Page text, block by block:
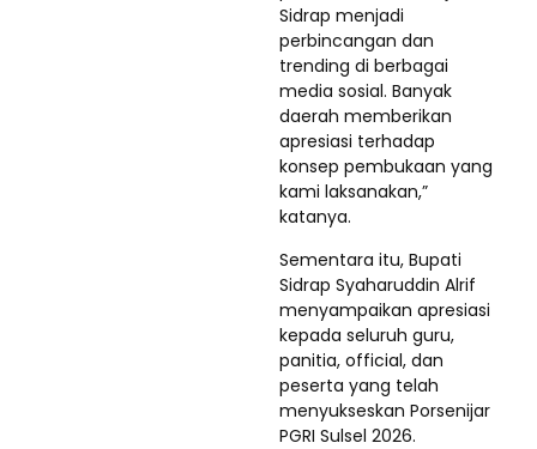
Sidrap menjadi
perbincangan dan
trending di berbagai
media sosial. Banyak
daerah memberikan
apresiasi terhadap
konsep pembukaan yang
kami laksanakan,”
katanya.
Sementara itu, Bupati
Sidrap Syaharuddin Alrif
menyampaikan apresiasi
kepada seluruh guru,
panitia, official, dan
peserta yang telah
menyukseskan Porsenijar
PGRI Sulsel 2026.